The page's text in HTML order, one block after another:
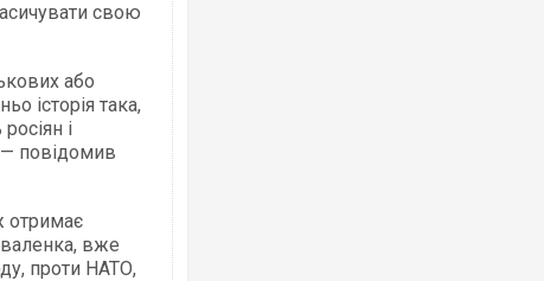
свою
або
історія така,
і
— повідомив
отримає
вже
проти НАТО,